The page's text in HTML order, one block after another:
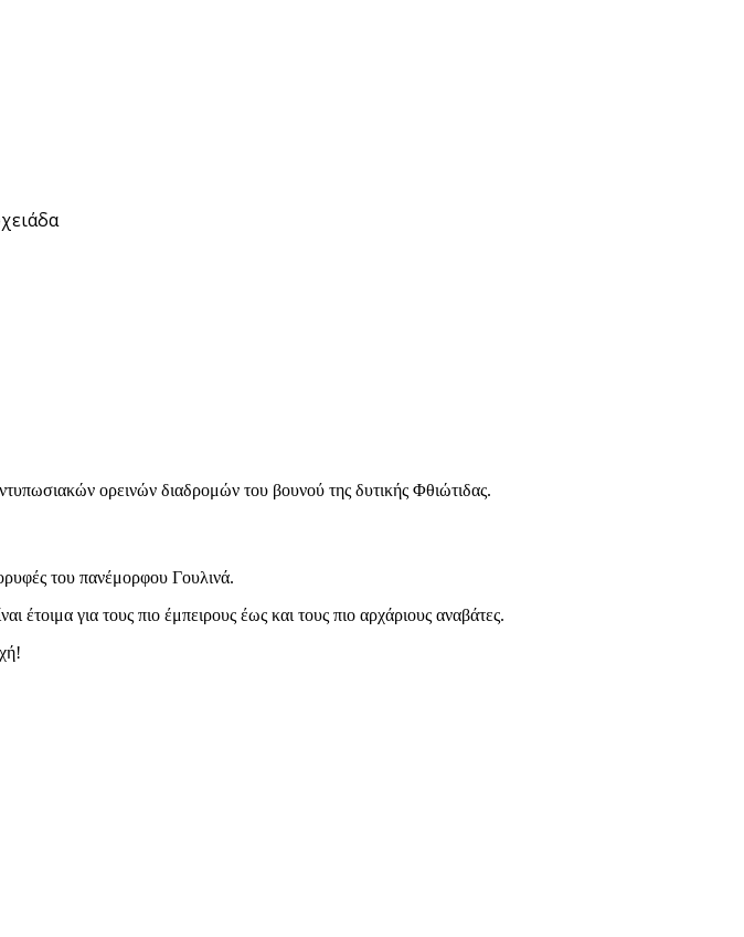
ορεινών διαδρομών του βουνού της δυτικής Φθιώτιδας.
του πανέμορφου Γουλινά.
για τους πιο έμπειρους έως και τους πιο αρχάριους αναβάτες.